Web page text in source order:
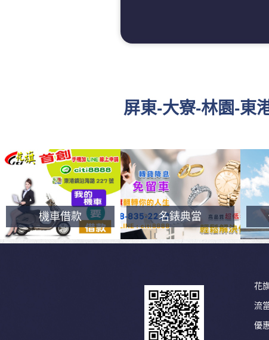
屏東-大寮-林園-東
機車借款 名錶典當
花
流
優